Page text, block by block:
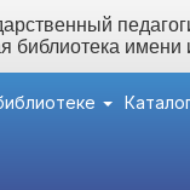
библиотека